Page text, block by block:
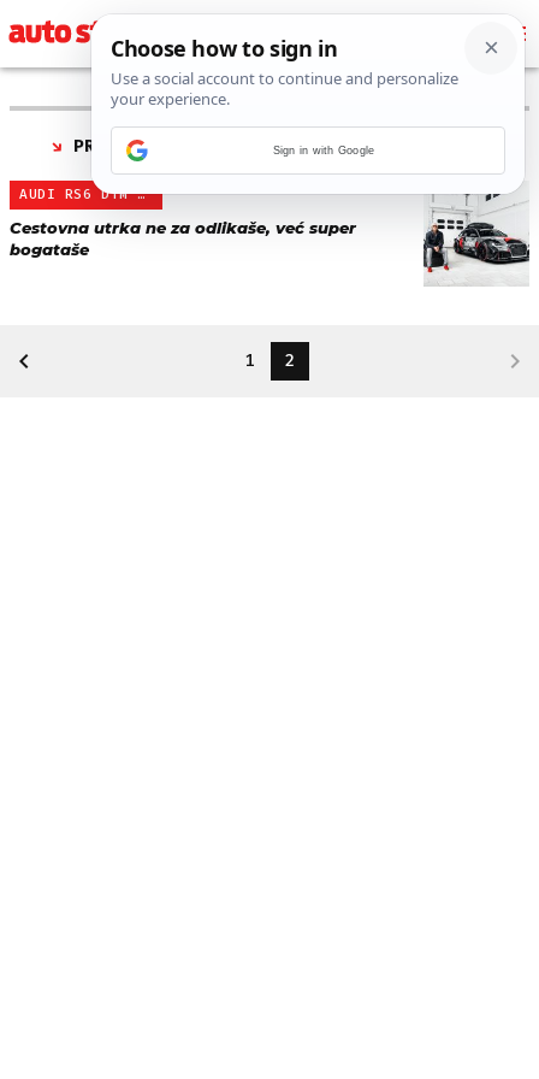
PRONAĐENO 11 REZULTATA ZA TAG “
AUDI RS6 DTM ZA GUMBALL …
Cestovna utrka ne za odlikaše, već super
bogataše
1 2
Sign in with Google